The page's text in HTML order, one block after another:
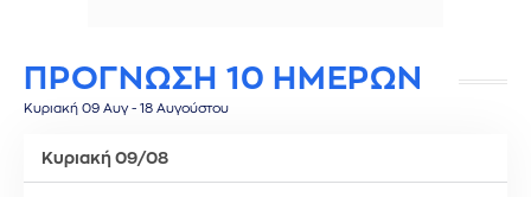
ΠΡΟΓΝΩΣΗ 10 ΗΜΕΡΩΝ
Κυριακή 09 Αυγ - 18 Αυγούστου
Κυριακή 09/08